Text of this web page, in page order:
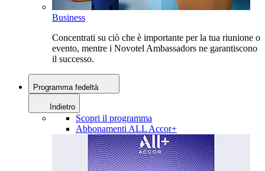
Business
Concentrati su ciò che è importante per la tua riunione o
evento, mentre i Novotel Ambassadors ne garantiscono
il successo.
Programma fedeltà
Indietro
Scopri il programma
Abbonamenti ALL Accor+